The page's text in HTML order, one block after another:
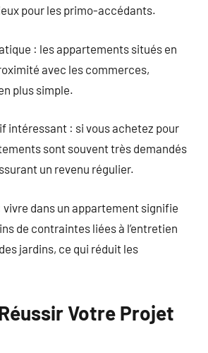
pour les primo-accédants.
: les appartements situés en
avec les commerces,
plus simple.
intéressant : si vous achetez pour
sont souvent très demandés
un revenu régulier.
vivre dans un appartement signifie
de contraintes liées à l’entretien
jardins, ce qui réduit les
Votre Projet